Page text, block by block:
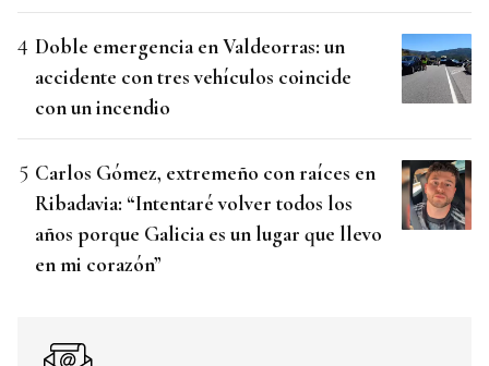
Doble emergencia en Valdeorras: un
accidente con tres vehículos coincide
con un incendio
Carlos Gómez, extremeño con raíces en
Ribadavia: “Intentaré volver todos los
años porque Galicia es un lugar que llevo
en mi corazón”